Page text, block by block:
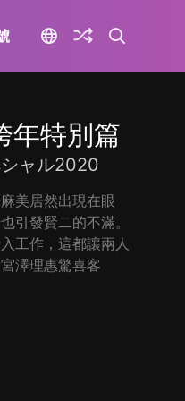
年特別篇
ャル2020
美居然出現在眼
引發賢二的不滿。
工作，這都讓兩人
澤理惠驚喜客